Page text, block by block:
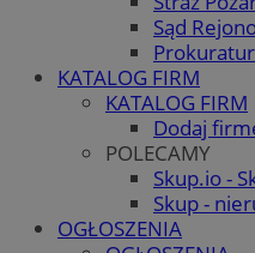
Sąd
KATALOG FIRM
KATALOG FIRM
Dodaj
POLECAMY
Skup.io -
Skup -
OGŁOSZENIA